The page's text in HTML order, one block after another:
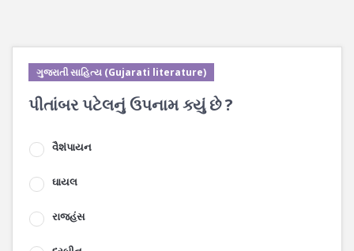
ગુજરાતી સાહિત્ય (Gujarati literature)
પીતાંબર પટેલનું ઉપનામ ક્યું છે ?
વૈશંપાયન
ઘાયલ
રાજહંસ